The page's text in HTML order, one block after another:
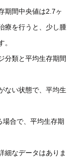
期間中央値は2.7ヶ
療を行うと、少し腫
分類と平均生存期間
。
ない状態で、平均生
合で、平均生存期
細なデータはありま